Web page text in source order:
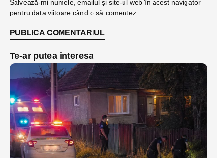
Salvează-mi numele, emailul și site-ul web în acest navigator
pentru data viitoare când o să comentez.
Te-ar putea interesa